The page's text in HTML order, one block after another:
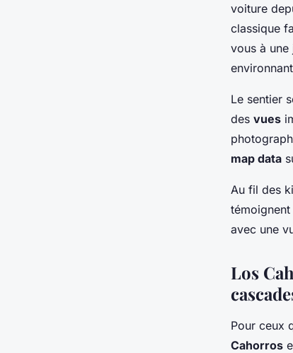
voiture
classique
vous à
Le sentier
des vues
map data
Au fil des
avec une
Los
Pour ceux
Cahorros